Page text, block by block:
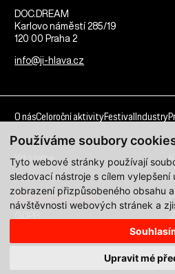
Používáme soubory
Tyto webové stránky používají
sledovací nástroje s cílem
zobrazení přizpůsobeného obsahu
návštěvnosti webových stránek a
Upravit mé
DOC.DREAM​
Karlovo náměstí 285/19
120 00 Praha 2
info@ji-hlava.cz
O násCeloroční aktivityFestival Industry
Kdo jsme
Partnerství
Programové sekce
Všechna práva vyhrazena DOC.DREAM services s. r. o.
Zásady zpracování osobních údajů pro MFDF Ji.hlava zde